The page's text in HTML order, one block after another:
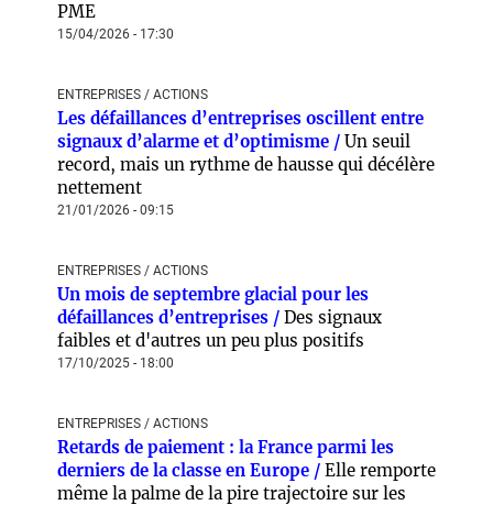
PME
15/04/2026 - 17:30
ENTREPRISES / ACTIONS
Les défaillances d’entreprises oscillent entre
signaux d’alarme et d’optimisme / Un seuil
record, mais un rythme de hausse qui décélère
nettement
21/01/2026 - 09:15
ENTREPRISES / ACTIONS
Un mois de septembre glacial pour les
défaillances d’entreprises / Des signaux
faibles et d'autres un peu plus positifs
17/10/2025 - 18:00
ENTREPRISES / ACTIONS
Retards de paiement : la France parmi les
derniers de la classe en Europe / Elle remporte
même la palme de la pire trajectoire sur les